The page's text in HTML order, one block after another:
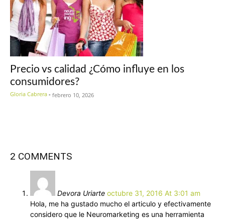
Precio vs calidad ¿Cómo influye en los
consumidores?
Gloria Cabrera - febrero 10, 2026
2 COMMENTS
Devora Uriarte octubre 31, 2016 At 3:01 am
Hola, me ha gustado mucho el articulo y efectivamente
considero que le Neuromarketing es una herramienta